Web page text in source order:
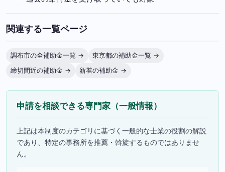
関連する一覧ページ
調布市の全補助金一覧 →
東京都の補助金一覧 →
締切間近の補助金 →
新着の補助金 →
申請を相談できる専門家（一般情報）
上記は本制度のカテゴリに基づく一般的な士業の役割の解説
であり、特定の事務所を推薦・斡旋するものではありませ
ん。